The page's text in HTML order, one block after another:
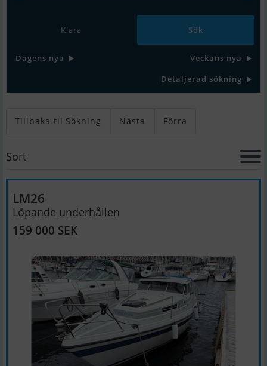
Klara
Dagens nya
Veckans nya
Detaljerad sökning
Tillbaka til Sökning Nästa Förra
Sort
LM26
Löpande underhållen
159 000 SEK